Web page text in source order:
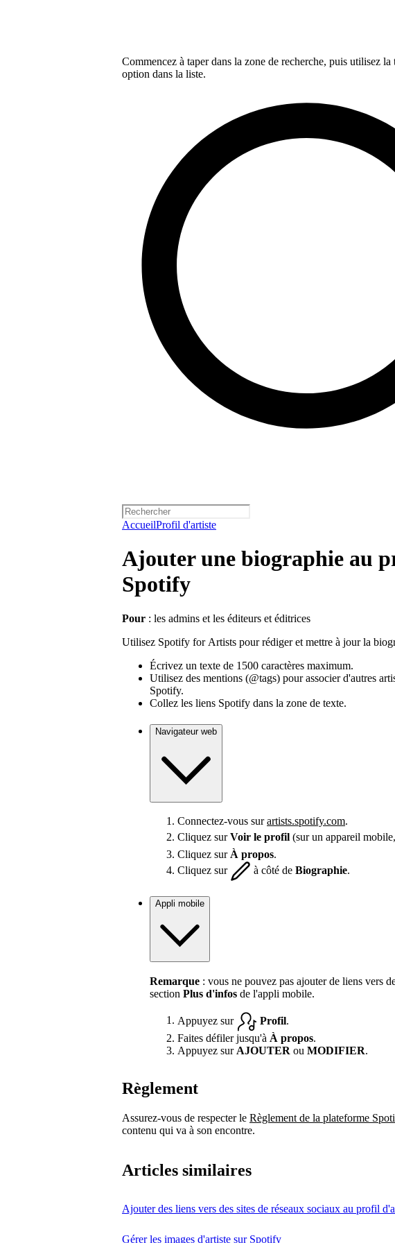
Commencez à taper dans la zone de recherche, puis utilisez
option dans la liste.
AccueilProfil d'artiste
Ajouter une biographie au
Spotify
Pour : les admins et les éditeurs et éditrices
Utilisez Spotify for Artists pour rédiger et mettre à jour la
Écrivez un texte de 1500 caractères maximum.
Utilisez des mentions (@tags) pour associer d'autres
Spotify.
Collez les liens Spotify dans la zone de texte.
Navigateur web
Connectez-vous surartists.spotify.com.
Cliquez surVoir le profil (sur un appareil
Cliquez sur À propos.
Cliquez sur
à côté de Biographie.
Appli mobile
Remarque : vous ne pouvez pas ajouter de liens vers
section Plus d'infos de l'appli mobile.
Appuyez sur Profil.
Faites défiler jusqu'à À propos.
Appuyez sur AJOUTER ou MODIFIER.
Règlement
Assurez-vous de respecter le Règlement de la plateforme
contenu qui va à son encontre.
Articles similaires
Ajouter des liens vers des sites de réseaux sociaux au profil
Gérer les images d'artiste sur Spotify